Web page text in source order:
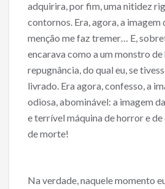
adquirira, por fim, uma nitidez
contornos. Era, agora, a imagem
menção me faz tremer… E,
encarava como a um monstro
repugnância, do qual eu, se
livrado. Era agora, confesso, a
odiosa, abominável: a imagem
e terrível máquina de horror e de
de morte!
Na verdade, naquele momento